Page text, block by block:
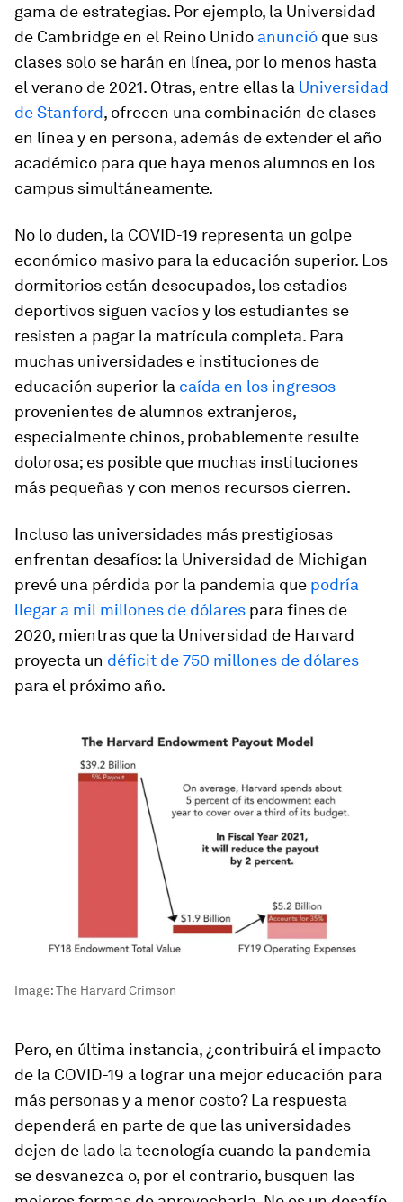
gama de estrategias. Por ejemplo, la Universidad
de Cambridge en el Reino Unido anunció que sus
clases solo se harán en línea, por lo menos hasta
el verano de 2021. Otras, entre ellas la Universidad
de Stanford, ofrecen una combinación de clases
en línea y en persona, además de extender el año
académico para que haya menos alumnos en los
campus simultáneamente.
No lo duden, la COVID-19 representa un golpe
económico masivo para la educación superior. Los
dormitorios están desocupados, los estadios
deportivos siguen vacíos y los estudiantes se
resisten a pagar la matrícula completa. Para
muchas universidades e instituciones de
educación superior la caída en los ingresos
provenientes de alumnos extranjeros,
especialmente chinos, probablemente resulte
dolorosa; es posible que muchas instituciones
más pequeñas y con menos recursos cierren.
Incluso las universidades más prestigiosas
enfrentan desafíos: la Universidad de Michigan
prevé una pérdida por la pandemia que podría
llegar a mil millones de dólares para fines de
2020, mientras que la Universidad de Harvard
proyecta un déficit de 750 millones de dólares
para el próximo año.
Image:The Harvard Crimson
Pero, en última instancia, ¿contribuirá el impacto
de la COVID-19 a lograr una mejor educación para
más personas y a menor costo? La respuesta
dependerá en parte de que las universidades
dejen de lado la tecnología cuando la pandemia
se desvanezca o, por el contrario, busquen las